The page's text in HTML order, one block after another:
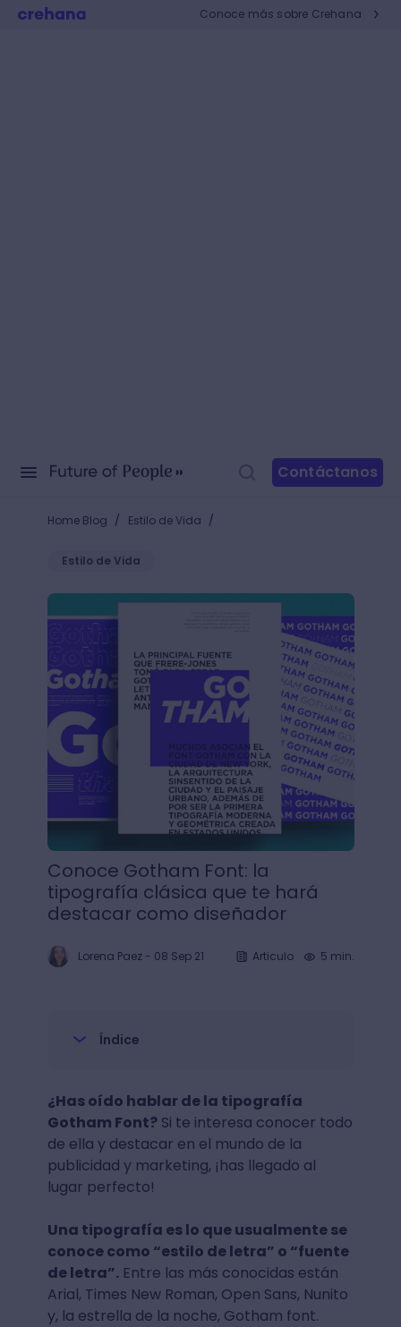
Conoce más sobre Crehana
Contáctanos
Home Blog / Estilo de Vida /
Estilo de Vida
Conoce Gotham Font: la tipografía clásica que te
Conoce Gotham Font: la
tipografía clásica que te hará
destacar como diseñador
Lorena Paez- 08 Sep 21 Articulo 5 min.
Índice
¿Has oído hablar de la tipografía
Gotham Font?Si te interesa conocer todo
de ella y destacar en el mundo de la
publicidad y marketing, ¡has llegado al
lugar perfecto!
Una tipografía es lo que usualmente se
conoce como “estilo de letra” o “fuente
de letra”.Entre las más conocidas están
Arial, Times New Roman, Open Sans, Nunito
y, la estrella de la noche, Gotham font.